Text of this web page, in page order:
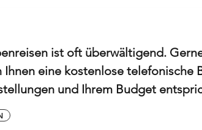
ist oft überwältigend.
eine kostenlose telefonische
und Ihrem Budget